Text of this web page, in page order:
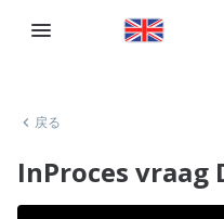
戻る
InProces vraag